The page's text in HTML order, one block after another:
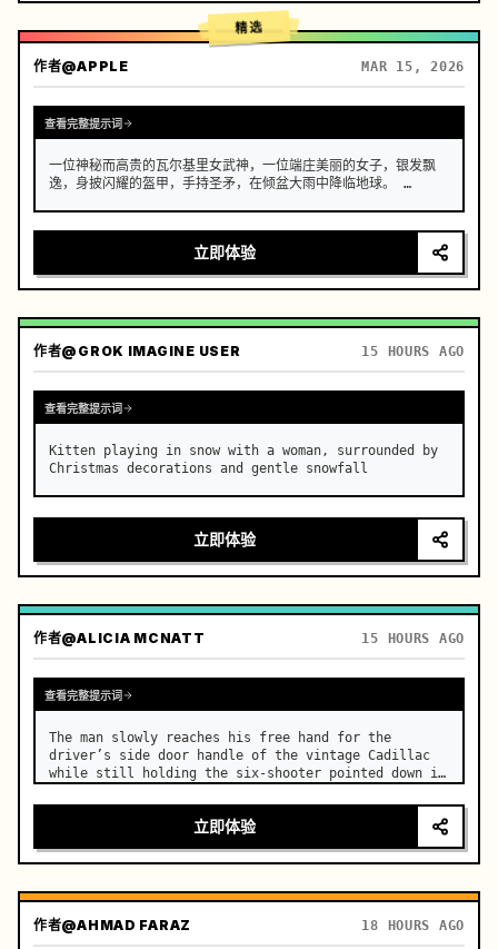
精选
作者@APPLE MAR 15, 2026
查看完整提示词
一位神秘而高贵的瓦尔基里女武神，一位端庄美丽的女子，银发飘
逸，身披闪耀的盔甲，手持圣矛，在倾盆大雨中降临地球。 …
立即体验
作者@GROK IMAGINE USER 15 HOURS AGO
查看完整提示词
Kitten playing in snow with a woman, surrounded by
Christmas decorations and gentle snowfall
立即体验
作者@ALICIA MCNATT 15 HOURS AGO
查看完整提示词
The man slowly reaches his free hand for the
driver’s side door handle of the vintage Cadillac
while still holding the six-shooter pointed down in
立即体验
作者@AHMAD FARAZ 18 HOURS AGO